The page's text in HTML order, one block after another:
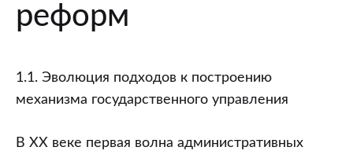
реформ
1.1. Эволюция подходов к построению
механизма государственного управления
В XX веке первая волна административных